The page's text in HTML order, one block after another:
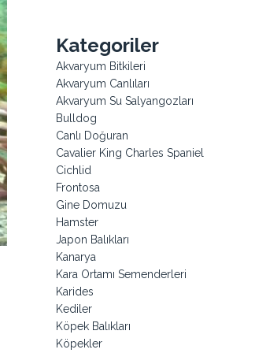
Kategoriler
Akvaryum Bitkileri
Akvaryum Canlıları
Akvaryum Su Salyangozları
Bulldog
Canlı Doğuran
Cavalier King Charles Spaniel
Cichlid
Frontosa
Gine Domuzu
Hamster
Japon Balıkları
Kanarya
Kara Ortamı Semenderleri
Karides
Kediler
Köpek Balıkları
Köpekler